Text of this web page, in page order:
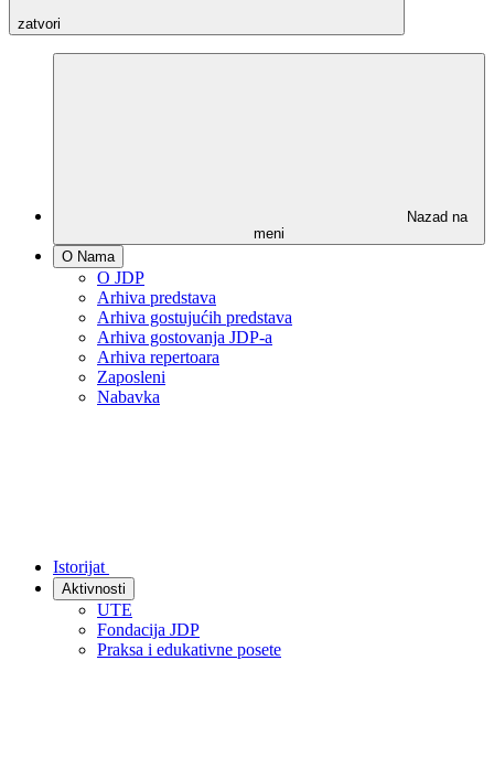
zatvori
Nazad na
meni
O Nama
O JDP
Arhiva predstava
Arhiva gostujućih predstava
Arhiva gostovanja JDP-a
Arhiva repertoara
Zaposleni
Nabavka
Istorijat
Aktivnosti
UTE
Fondacija JDP
Praksa i edukativne posete